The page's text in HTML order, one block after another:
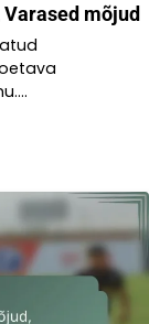
mõjud